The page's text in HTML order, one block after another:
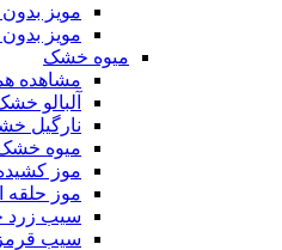
مویز
مویز
میوه خشک
مشاهده
آلبالو
نارگیل
میوه
موز
موز حلقه
سیب
سیب